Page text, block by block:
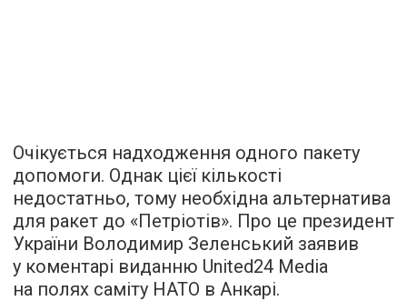
Очікується надходження одного пакету
допомоги. Однак цієї кількості
недостатньо, тому необхідна альтернатива
для ракет до «Петріотів». Про це президент
України Володимир Зеленський заявив
у коментарі виданню United24 Media
на полях саміту НАТО в Анкарі.